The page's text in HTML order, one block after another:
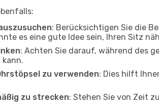
: Berücksichtigen Sie die
es eine gute Idee sein, Ihren Sitz
: Achten Sie darauf, während des
zu verwenden: Dies hilft
zu strecken: Stehen Sie von Zeit